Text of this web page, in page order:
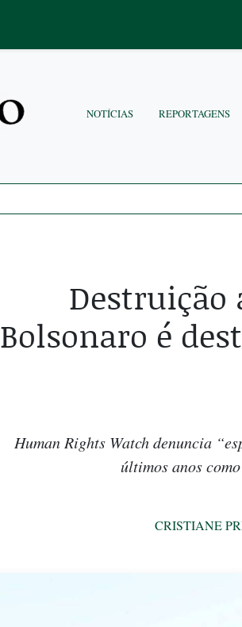
NOTÍCIAS REPORTAGENS
Bolsonaro é
Human Rights Watch denuncia
últimos anos
CRISTIANE